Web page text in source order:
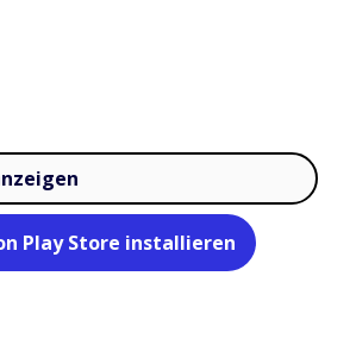
Play Store installieren